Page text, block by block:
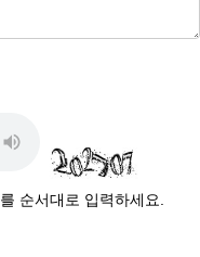
순서대로 입력하세요.